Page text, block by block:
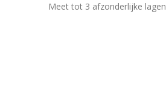
Meet tot 3 afzonderlijke lagen